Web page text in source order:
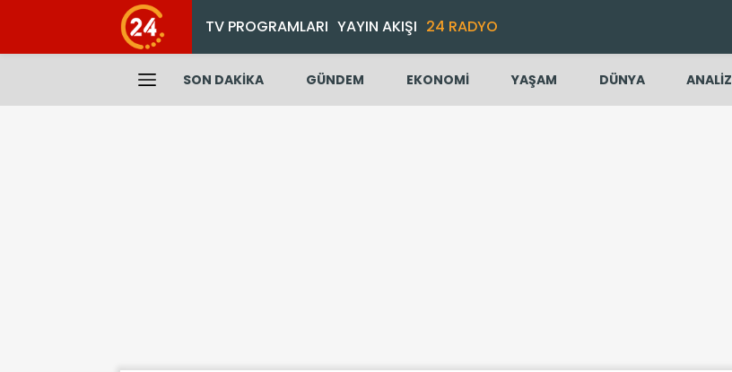
TV PROGRAMLARI YAYIN AKIŞI 24 RADYO
SON DAKİKA GÜNDEM EKONOMİ YAŞAM DÜNYA ANALİZ